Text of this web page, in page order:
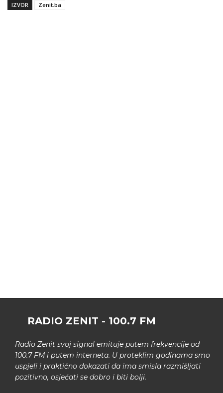
IZVOR Zenit.ba
RADIO ZENIT - 100.7 FM
Radio Zenit svoj signal emituje putem frekvencije od
100.7 FM i putem interneta. U proteklim godinama smo
uspjeli i praktično dokazati da ima smisla razmišljati
pozitivno, osjećati se dobro i biti bolji.